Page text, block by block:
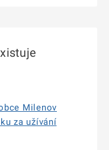
Milenov
za užívání